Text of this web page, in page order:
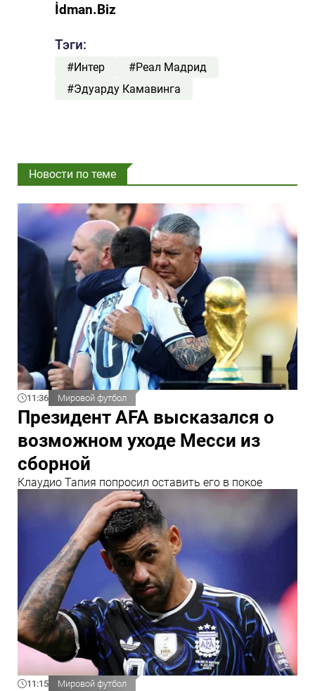
İdman.Biz
Тэги:
#Интер
#Реал Мадрид
#Эдуарду Камавинга
Новости по теме
11:36 Мировой футбол
Президент AFA высказался о
возможном уходе Месси из
сборной
Клаудио Тапия попросил оставить его в покое
11:15 Мировой футбол